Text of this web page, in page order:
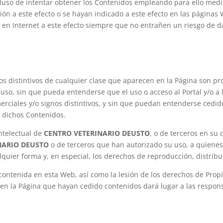
de intentar obtener los Contenidos empleando para ello
a este efecto o se hayan indicado a este efecto en las
Internet a este efecto siempre que no entrañen un riesgo de
distintivos de cualquier clase que aparecen en la Página son
sin que pueda entenderse que el uso o acceso al Portal y/o
y/o signos distintivos, y sin que puedan entenderse
Contenidos.
deCENTRO VETERINARIO DEUSTO, o de terceros en su
DEUSTO o de terceros que han autorizado su uso, a
forma y, en especial, los derechos de reproducción,
en esta Web, así como la lesión de los derechos de
la Página que hayan cedido contenidos dará lugar a las